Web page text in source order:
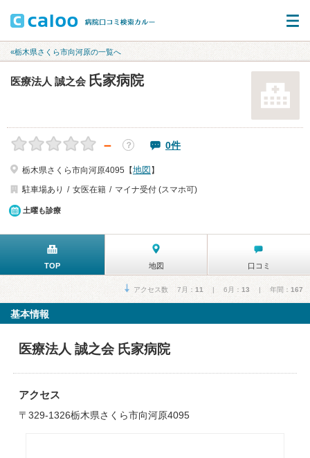
«栃木県さくら市向河原の一覧へ
医療法人 誠之会 氏家病院
－ ？ 0件
栃木県さくら市向河原4095【地図 】
駐車場あり
女医在籍 マイナ受付 (スマホ可)
土曜も診療
TOP 地図 口コミ
アクセス数 7月： 11 | 6月： 13 | 年間： 167
基本情報
医療法人 誠之会 氏家病院
アクセス
〒329-1326栃木県さくら市向河原4095